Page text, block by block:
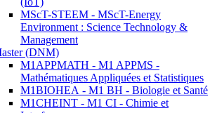
MScT-STEEM - MScT-Energy
Environment : Science Technology &
Management
(DNM)
M1APPMATH - M1 APPMS -
Mathématiques Appliquées et Statistiques
M1BIOHEA - M1 BH - Biologie et Santé
M1CHEINT - M1 CI - Chimie et